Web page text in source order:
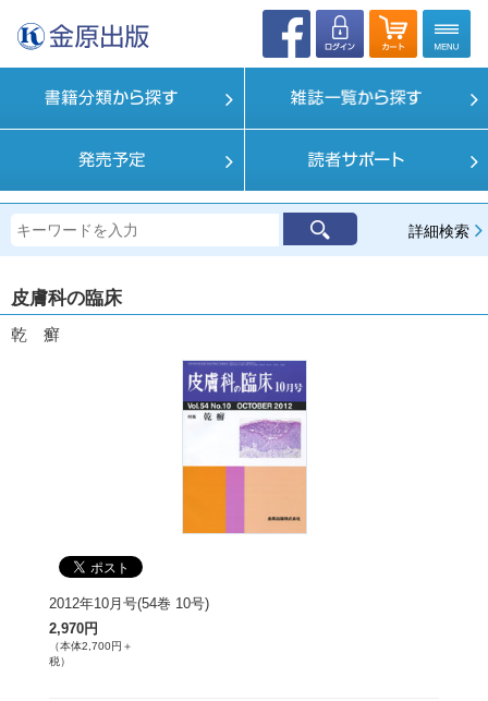
詳細検索
皮膚科の臨床
乾 癬
2012年10月号(54巻 10号)
2,970円
（本体2,700円＋
税）